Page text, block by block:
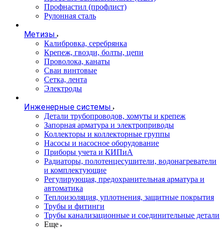
Профнастил (профлист)
Рулонная сталь
Метизы
Калибровка, серебрянка
Крепеж, гвозди, болты, цепи
Проволока, канаты
Сваи винтовые
Сетка, лента
Электроды
Инженерные системы
Детали трубопроводов, хомуты и крепеж
Запорная арматура и электроприводы
Коллекторы и коллекторные группы
Насосы и насосное оборудование
Приборы учета и КИПиА
Радиаторы, полотенцесушители, водонагреватели
и комплектующие
Регулирующая, предохранительная арматура и
автоматика
Теплоизоляция, уплотнения, защитные покрытия
Трубы и фитинги
Трубы канализационные и соединительные детали
Еще